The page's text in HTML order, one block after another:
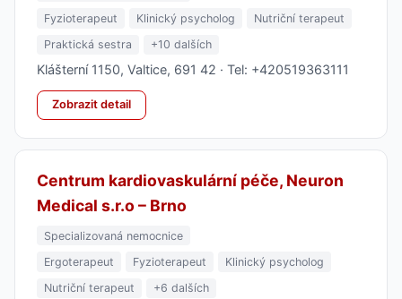
Fyzioterapeut
Klinický psycholog
Nutriční terapeut
Praktická sestra
+10 dalších
Klášterní 1150, Valtice, 691 42 · Tel: +420519363111
Zobrazit detail
Centrum kardiovaskulární péče, Neuron
Medical s.r.o – Brno
Specializovaná nemocnice
Ergoterapeut
Fyzioterapeut
Klinický psycholog
Nutriční terapeut
+6 dalších